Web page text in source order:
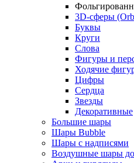
3D-сферы
Буквы
Круги
Слова
Фигуры и
Ходячие
Цифры
Сердца
Звезды
Декоративные
Большие шары
Шары Bubble
Шары с надписями
Воздушные шары до